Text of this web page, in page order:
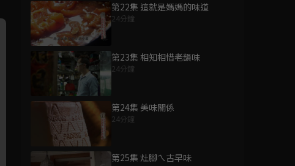
第22集 這就是媽媽的味道
24分鐘
第23集 相知相惜老韻味
24分鐘
第24集 美味關係
24分鐘
第25集 灶腳ㄟ古早味